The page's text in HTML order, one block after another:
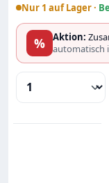
Nur 1 auf Lager ·
% Aktion:
automatisch
Produkt